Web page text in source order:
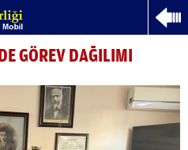
GÖREV DAĞILIMI